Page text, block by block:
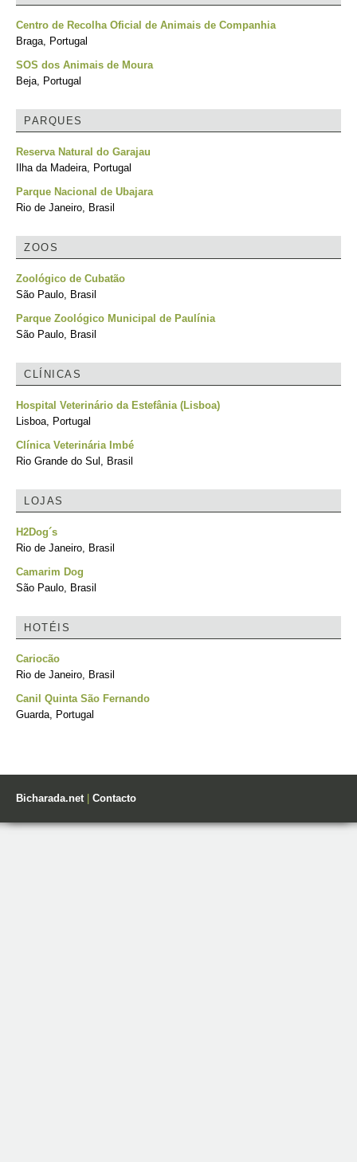
Centro de Recolha Oficial de Animais de Companhia
Braga, Portugal
SOS dos Animais de Moura
Beja, Portugal
PARQUES
Reserva Natural do Garajau
Ilha da Madeira, Portugal
Parque Nacional de Ubajara
Rio de Janeiro, Brasil
ZOOS
Zoológico de Cubatão
São Paulo, Brasil
Parque Zoológico Municipal de Paulínia
São Paulo, Brasil
CLÍNICAS
Hospital Veterinário da Estefânia (Lisboa)
Lisboa, Portugal
Clínica Veterinária Imbé
Rio Grande do Sul, Brasil
LOJAS
H2Dog´s
Rio de Janeiro, Brasil
Camarim Dog
São Paulo, Brasil
HOTÉIS
Cariocão
Rio de Janeiro, Brasil
Canil Quinta São Fernando
Guarda, Portugal
Bicharada.net| Contacto